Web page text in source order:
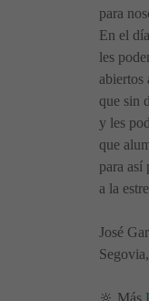
para
En el
les
abiertos
que sin
y les
que
para así
a la
José
🔆 Más